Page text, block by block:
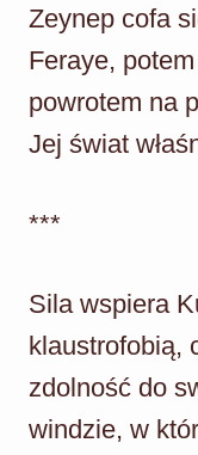
Zeynep cofa
Feraye,
powrotem na
Jej świat
***
Sila wspiera
klaustrofobią,
zdolność do
windzie, w